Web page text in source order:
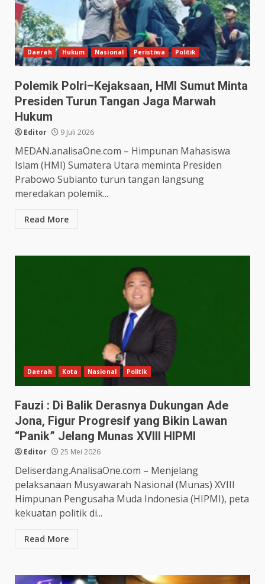
Daerah Hukum Nasional Peristiwa Politik
Polemik Polri–Kejaksaan, HMI Sumut Minta
Presiden Turun Tangan Jaga Marwah
Hukum
Editor 9 Juli 2026
MEDAN.analisaOne.com – Himpunan Mahasiswa
Islam (HMI) Sumatera Utara meminta Presiden
Prabowo Subianto turun tangan langsung
meredakan polemik...
Read More
Daerah Kota Nasional Politik
Fauzi : Di Balik Derasnya Dukungan Ade
Jona, Figur Progresif yang Bikin Lawan
“Panik” Jelang Munas XVIII HIPMI
Editor 25 Mei 2026
Deliserdang.AnalisaOne.com – Menjelang
pelaksanaan Musyawarah Nasional (Munas) XVIII
Himpunan Pengusaha Muda Indonesia (HIPMI), peta
kekuatan politik di...
Read More